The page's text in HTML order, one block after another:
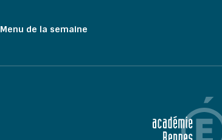
Menu de la semaine